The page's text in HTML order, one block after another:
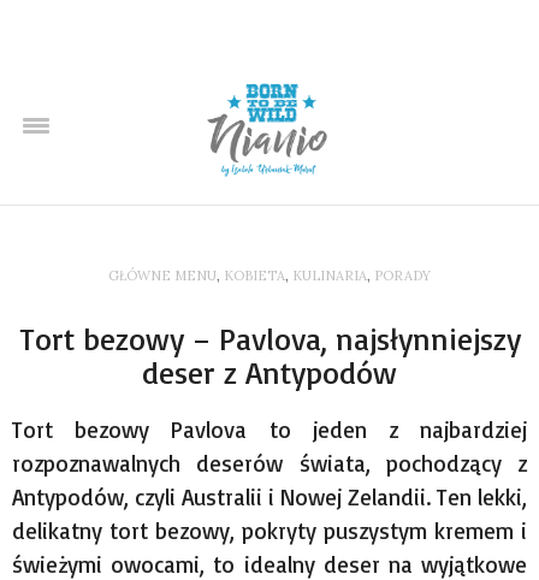
GŁÓWNE MENU, KOBIETA, KULINARIA, PORADY
Tort bezowy – Pavlova, najsłynniejszy
deser z Antypodów
Tort bezowy Pavlova to jeden z najbardziej
rozpoznawalnych deserów świata, pochodzący z
Antypodów, czyli Australii i Nowej Zelandii. Ten lekki,
delikatny tort bezowy, pokryty puszystym kremem i
świeżymi owocami, to idealny deser na wyjątkowe